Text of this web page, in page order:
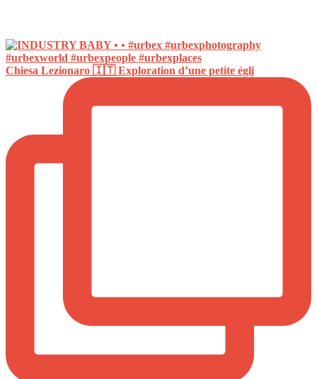
Chiesa Lezionaro 🇮🇹 Exploration d’une petite égli